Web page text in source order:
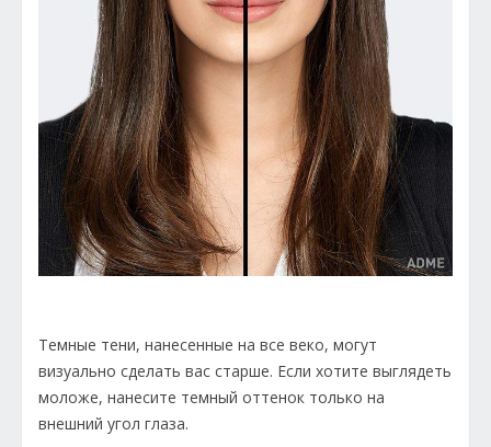
Темные тени, нанесенные на все веко, могут
визуально сделать вас старше. Если хотите выглядеть
моложе, нанесите темный оттенок только на
внешний угол глаза.